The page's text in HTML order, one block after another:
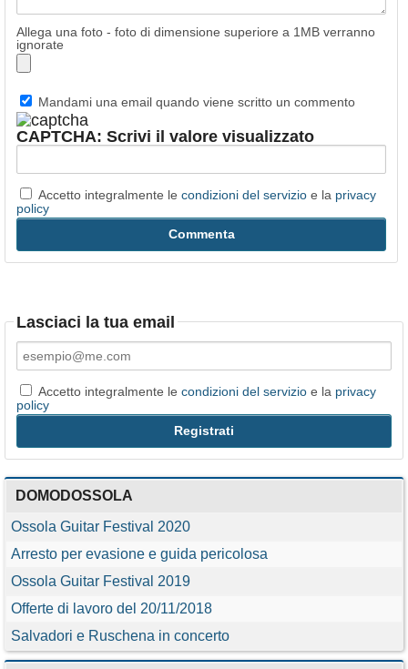
Allega una foto - foto di dimensione superiore a 1MB verranno
ignorate
Mandami una email quando viene scritto un commento
CAPTCHA: Scrivi il valore visualizzato
Accetto integralmente le condizioni del servizio e la privacy
policy
Lasciaci la tua email
Accetto integralmente le condizioni del servizio e la privacy
policy
DOMODOSSOLA
Ossola Guitar Festival 2020
Arresto per evasione e guida pericolosa
Ossola Guitar Festival 2019
Offerte di lavoro del 20/11/2018
Salvadori e Ruschena in concerto